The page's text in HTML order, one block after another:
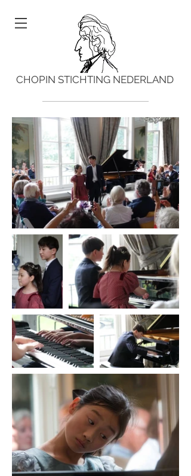
CHOPIN STICHTING NEDERLAND